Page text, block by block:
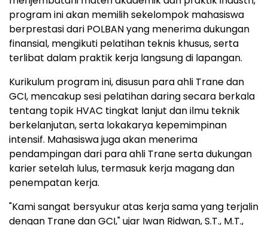
program ini akan memilih sekelompok mahasiswa
berprestasi dari POLBAN yang menerima dukungan
finansial, mengikuti pelatihan teknis khusus, serta
terlibat dalam praktik kerja langsung di lapangan.
Kurikulum program ini, disusun para ahli Trane dan
GCI, mencakup sesi pelatihan daring secara berkala
tentang topik HVAC tingkat lanjut dan ilmu teknik
berkelanjutan, serta lokakarya kepemimpinan
intensif. Mahasiswa juga akan menerima
pendampingan dari para ahli Trane serta dukungan
karier setelah lulus, termasuk kerja magang dan
penempatan kerja.
"Kami sangat bersyukur atas kerja sama yang terjalin
dengan Trane dan GCI," ujar Iwan Ridwan, S.T., M.T.,